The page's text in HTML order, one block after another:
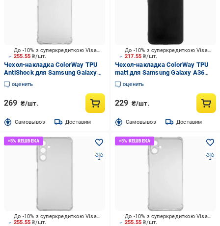
255.55₴/шт.
До -10% з суперкредиткою Visa Вигода
Чехол-накладка ColorWay TPU
AntiShock для Samsung Galaxy
A06 Clear (CW-CTASSGA065)
оценить
269 ₴/шт.
Cамовывоз Доставим
217.55₴/шт.
До -10% з суперкредиткою Visa Вигода
Чехол-накладка ColorWay TPU
matt для Samsung Galaxy A36
Black (CW-CTMSGA366-BK)
оценить
229 ₴/шт.
Cамовывоз Доставим
255.55₴/шт.
До -10% з суперкредиткою Visa Вигода
255.55₴/шт.
До -10% з суперкредиткою Visa Вигода